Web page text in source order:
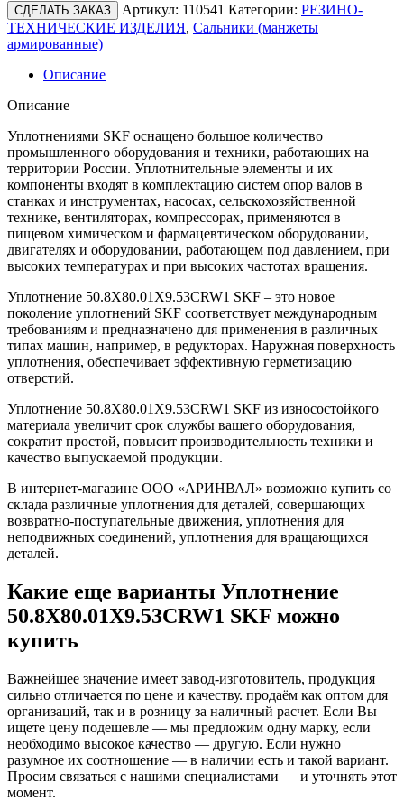
СДЕЛАТЬ ЗАКАЗ Артикул: 110541 Категории: РЕЗИНО-
ТЕХНИЧЕСКИЕ ИЗДЕЛИЯ, Сальники (манжеты
армированные)
Описание
Описание
Уплотнениями SKF оснащено большое количество
промышленного оборудования и техники, работающих на
территории России. Уплотнительные элементы и их
компоненты входят в комплектацию систем опор валов в
станках и инструментах, насосах, сельскохозяйственной
технике, вентиляторах, компрессорах, применяются в
пищевом химическом и фармацевтическом оборудовании,
двигателях и оборудовании, работающем под давлением, при
высоких температурах и при высоких частотах вращения.
Уплотнение 50.8X80.01X9.53CRW1 SKF – это новое
поколение уплотнений SKF соответствует международным
требованиям и предназначено для применения в различных
типах машин, например, в редукторах. Наружная поверхность
уплотнения, обеспечивает эффективную герметизацию
отверстий.
Уплотнение 50.8X80.01X9.53CRW1 SKF из износостойкого
материала увеличит срок службы вашего оборудования,
сократит простой, повысит производительность техники и
качество выпускаемой продукции.
В интернет-магазине ООО «АРИНВАЛ» возможно купить со
склада различные уплотнения для деталей, совершающих
возвратно-поступательные движения, уплотнения для
неподвижных соединений, уплотнения для вращающихся
деталей.
Какие еще варианты Уплотнение
50.8X80.01X9.53CRW1 SKF можно
купить
Важнейшее значение имеет завод-изготовитель, продукция
сильно отличается по цене и качеству. продаём как оптом для
организаций, так и в розницу за наличный расчет. Если Вы
ищете цену подешевле — мы предложим одну марку, если
необходимо высокое качество — другую. Если нужно
разумное их соотношение — в наличии есть и такой вариант.
Просим связаться с нашими специалистами — и уточнять этот
момент.